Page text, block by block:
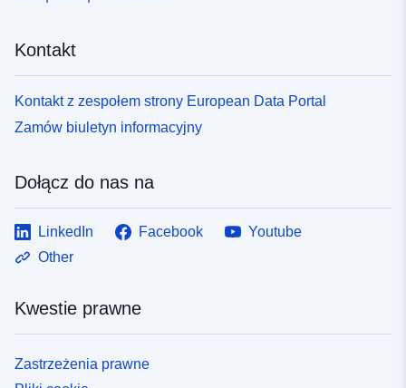
Kontakt
Kontakt z zespołem strony European Data Portal
Zamów biuletyn informacyjny
Dołącz do nas na
LinkedIn Facebook
Youtube
Other
Kwestie prawne
Zastrzeżenia prawne